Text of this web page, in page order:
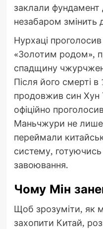
заклали фундамент
незабаром
Нурхаці
«Золотим родом»,
спадщину
Після його смерті в
продовжив син Хун
офіційно
Маньчжури не
переймали
систему,
завоювання.
Чому Мін
Щоб зрозуміти, як
захопити Китай,